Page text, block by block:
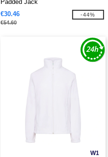
Padded Jack
€30.46
€54.60
-44%
W1